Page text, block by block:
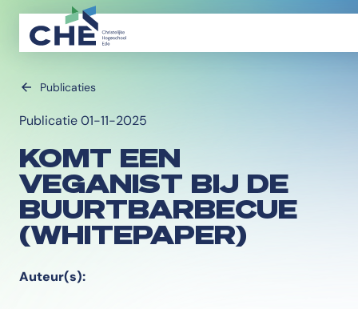
Publicaties
Publicatie 01-11-2025
KOMT EEN
VEGANIST BIJ DE
BUURTBARBECUE
(WHITEPAPER)
Auteur(s):